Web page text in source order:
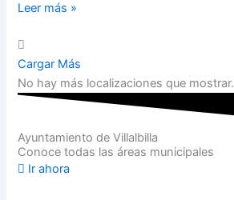
Leer más »
Cargar Más
No hay más localizaciones que mostrar.
Ayuntamiento de Villalbilla
Conoce todas las áreas municipales
Ir ahora